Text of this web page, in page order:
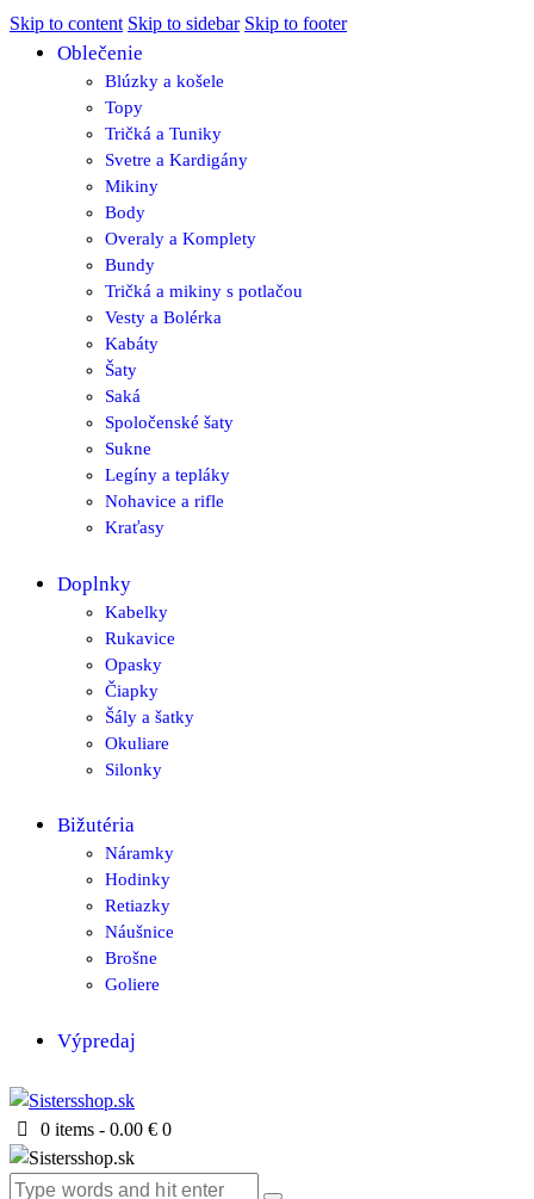
Skip to content Skip to sidebar Skip to footer
Oblečenie
Blúzky a košele
Topy
Tričká a Tuniky
Svetre a Kardigány
Mikiny
Body
Overaly a Komplety
Bundy
Tričká a mikiny s potlačou
Vesty a Bolérka
Kabáty
Šaty
Saká
Spoločenské šaty
Sukne
Legíny a tepláky
Nohavice a rifle
Kraťasy
Doplnky
Kabelky
Rukavice
Opasky
Čiapky
Šály a šatky
Okuliare
Silonky
Bižutéria
Náramky
Hodinky
Retiazky
Náušnice
Brošne
Goliere
Výpredaj
0 items - 0.00 € 0